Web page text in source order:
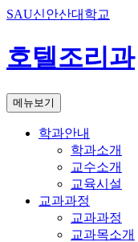
SAU신안산대학교
호텔조리과
메뉴보기
학과안내
학과소개
교수소개
교육시설
교과과정
교과과정
교과목소개